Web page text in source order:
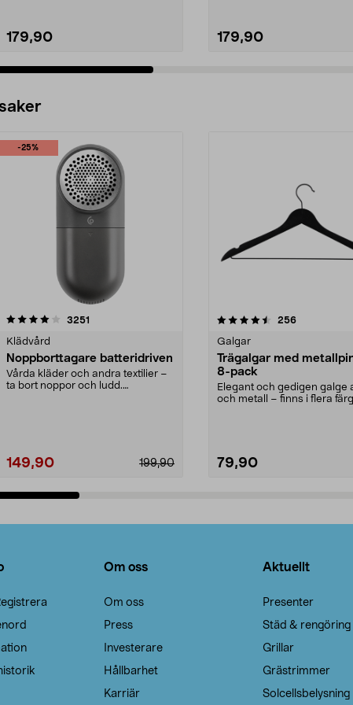
179,90 179,90
-25%
3251
Klädvård
Noppborttagare batteridriven
Vårda kläder och andra textilier –
ta bort noppor och ludd.
199,90
149,90
4.5av 5 stjärnor 256recensioner
Galgar
Trägalgar med
8-pack
Elegant och gedigen galge
och metall – finns i flera
79,90
4.0av 5 stjärnor
Om oss
Om oss
Press
Investerare
Hållbarhet
Karriär
Aktuellt
Presenter
Städ & rengöring
Grillar
Grästrimmer
Solcellsbelysning